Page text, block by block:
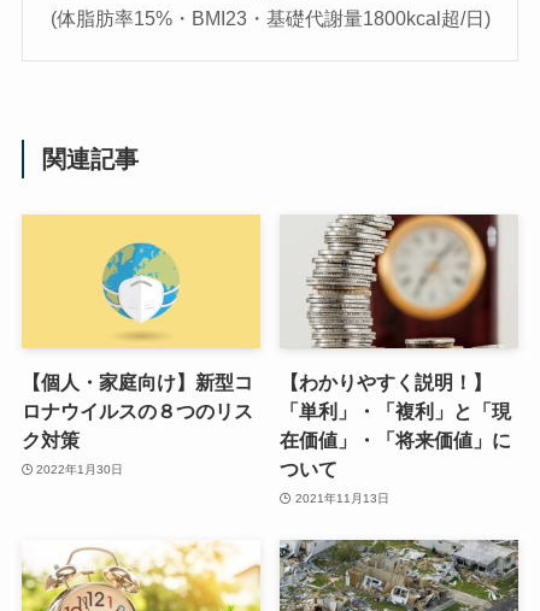
(体脂肪率15%・BMI23・基礎代謝量1800kcal超/日)
関連記事
【個人・家庭向け】新型コ
ロナウイルスの８つのリス
ク対策
2022年1月30日
【わかりやすく説明！】
「単利」・「複利」と「現
在価値」・「将来価値」に
ついて
2021年11月13日